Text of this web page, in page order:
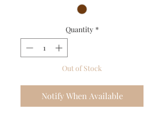
Quantity *
Out of Stock
Notify When Available